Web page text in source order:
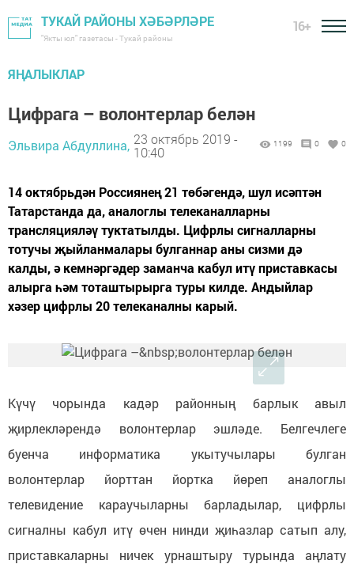
ТУКАЙ РАЙОНЫ ХӘБӘРЛӘРЕ
"Якты юл" газетасы - Тукай районы
16+
ЯҢАЛЫКЛАР
Цифрага – волонтерлар белән
Эльвира Абдуллина, 23 октябрь 2019 -
10:40
1199 0 0
14 октябрьдән Россиянең 21 төбәгендә, шул исәптән
Татарстанда да, аналоглы телеканалларны
трансляцияләү туктатылды. Цифрлы сигналларны
тотучы җыйланмалары булганнар аны сизми дә
калды, ә кемнәргәдер заманча кабул итү приставкасы
алырга һәм тоташтырырга туры килде. Андыйлар
хәзер цифрлы 20 телеканалны карый.
Күчү чорында кадәр районның барлык авыл
җирлекләрендә волонтерлар эшләде. Белгечлеге
буенча информатика укытучылары булган
волонтерлар йорттан йортка йөреп аналоглы
телевидение караучыларны барладылар, цифрлы
сигналны кабул итү өчен нинди җиһазлар сатып алу,
приставкаларны ничек урнаштыру турында аңлату